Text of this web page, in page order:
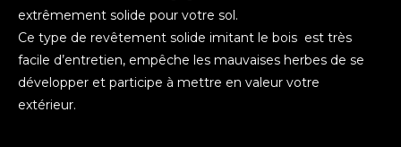
extrêmement solide pour votre sol.
Ce type de revêtement solide imitant le bois est très
facile d’entretien, empêche les mauvaises herbes de se
développer et participe à mettre en valeur votre
extérieur.